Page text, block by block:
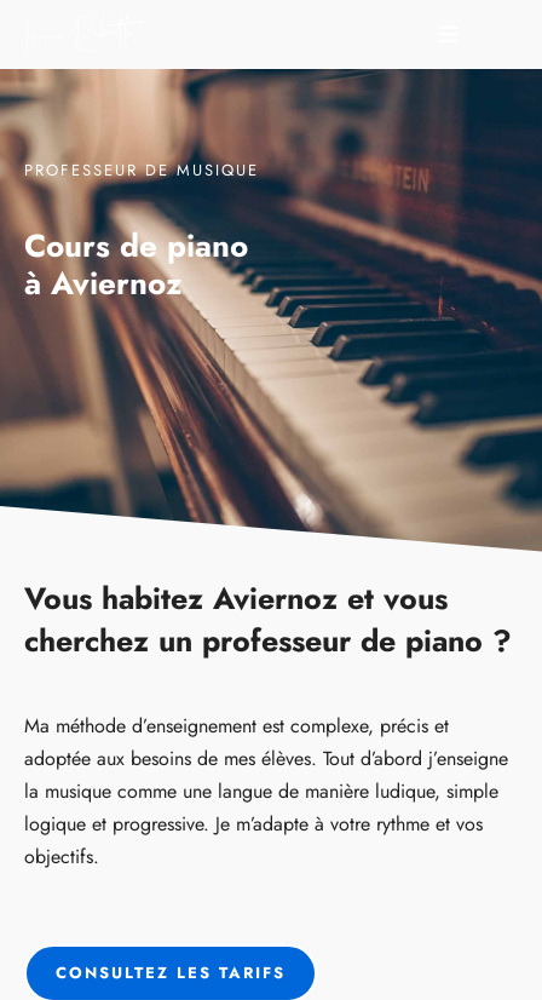
PROFESSEUR DE MUSIQUE
Cours de piano
à Aviernoz
Vous habitez Aviernoz et vous
cherchez un professeur de piano ?
Ma méthode d’enseignement est complexe, précis et
adoptée aux besoins de mes élèves. Tout d’abord j’enseigne
la musique comme une langue de manière ludique, simple
logique et progressive. Je m’adapte à votre rythme et vos
objectifs.
CONSULTEZ LES TARIFS